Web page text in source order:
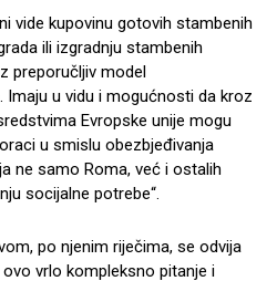
vide kupovinu gotovih stambenih
ili izgradnju stambenih
preporučljiv model
Imaju u vidu i mogućnosti da kroz
Evropske unije mogu
u smislu obezbjeđivanja
ne samo Roma, već i ostalih
socijalne potrebe“.
po njenim riječima, se odvija
vrlo kompleksno pitanje i